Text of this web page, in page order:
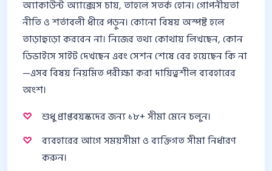
অ্যাকাউন্ট অ্যাক্সেস চায়, তাহলে সতর্ক হোন। গোপনীয়তা
নীতি ও শর্তাবলী ধীরে পড়ুন। কোনো বিষয় অস্পষ্ট হলে
তাড়াহুড়ো করবেন না। নিজের তথ্য কোথায় লিখছেন, কোন
ডিভাইসে সাইট দেখছেন এবং সেশন শেষে বের হয়েছেন কি না
—এসব বিষয় নিয়মিত পরীক্ষা করা দায়িত্বশীল ব্যবহারের
অংশ।
শুধু প্রাপ্তবয়স্কদের জন্য ১৮+ সীমা মেনে চলুন।
ব্যবহারের আগে সময়সীমা ও ব্যক্তিগত সীমা নির্ধারণ
করুন।